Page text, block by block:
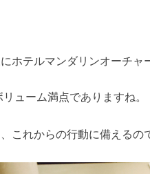
ホテルマンダリンオーチャ
ューム満点でありますね。
これからの行動に備えるの